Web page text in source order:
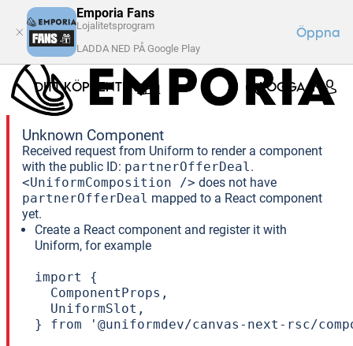
Emporia Fans
Lojalitetsprogram
LADDA NED PÅ Google Play
Öppna
DITT KÖPCENTER LOGGA IN
Unknown Component
Received request from Uniform to render a component
with the public ID: partnerOfferDeal.
<UniformComposition /> does not have
partnerOfferDeal mapped to a React component
yet.
Create a React component and register it with
Uniform, for example
import {
  ComponentProps,
  UniformSlot,
} from '@uniformdev/canvas-next-rsc/